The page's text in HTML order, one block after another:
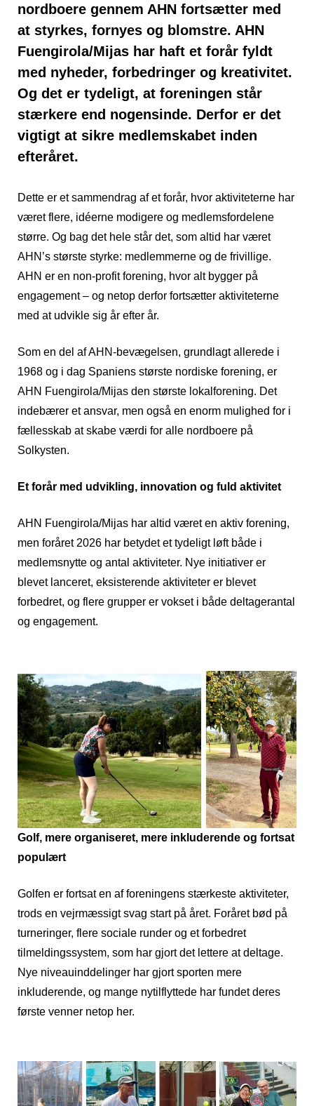
nordboere gennem AHN fortsætter med
at styrkes, fornyes og blomstre. AHN
Fuengirola/Mijas har haft et forår fyldt
med nyheder, forbedringer og kreativitet.
Og det er tydeligt, at foreningen står
stærkere end nogensinde. Derfor er det
vigtigt at sikre medlemskabet inden
efteråret.
Dette er et sammendrag af et forår, hvor aktiviteterne har
været flere, idéerne modigere og medlemsfordelene
større. Og bag det hele står det, som altid har været
AHN’s største styrke: medlemmerne og de frivillige.
AHN er en non‑profit forening, hvor alt bygger på
engagement – og netop derfor fortsætter aktiviteterne
med at udvikle sig år efter år.
Som en del af AHN‑bevægelsen, grundlagt allerede i
1968 og i dag Spaniens største nordiske forening, er
AHN Fuengirola/Mijas den største lokalforening. Det
indebærer et ansvar, men også en enorm mulighed for i
fællesskab at skabe værdi for alle nordboere på
Solkysten.
Et forår med udvikling, innovation og fuld aktivitet
AHN Fuengirola/Mijas har altid været en aktiv forening,
men foråret 2026 har betydet et tydeligt løft både i
medlemsnytte og antal aktiviteter. Nye initiativer er
blevet lanceret, eksisterende aktiviteter er blevet
forbedret, og flere grupper er vokset i både deltagerantal
og engagement.
Golf, mere organiseret, mere inkluderende og fortsat
populært
Golfen er fortsat en af foreningens stærkeste aktiviteter,
trods en vejrmæssigt svag start på året. Foråret bød på
turneringer, flere sociale runder og et forbedret
tilmeldingssystem, som har gjort det lettere at deltage.
Nye niveauinddelinger har gjort sporten mere
inkluderende, og mange nytilflyttede har fundet deres
første venner netop her.